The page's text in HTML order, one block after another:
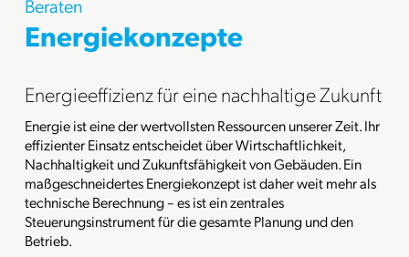
Beraten
Energiekonzepte
Energieeffizienz für eine nachhaltige Zukunft
Energie ist eine der wertvollsten Ressourcen unserer Zeit. Ihr
effizienter Einsatz entscheidet über Wirtschaftlichkeit,
Nachhaltigkeit und Zukunftsfähigkeit von Gebäuden. Ein
maßgeschneidertes Energiekonzept ist daher weit mehr als
technische Berechnung – es ist ein zentrales
Steuerungsinstrument für die gesamte Planung und den
Betrieb.